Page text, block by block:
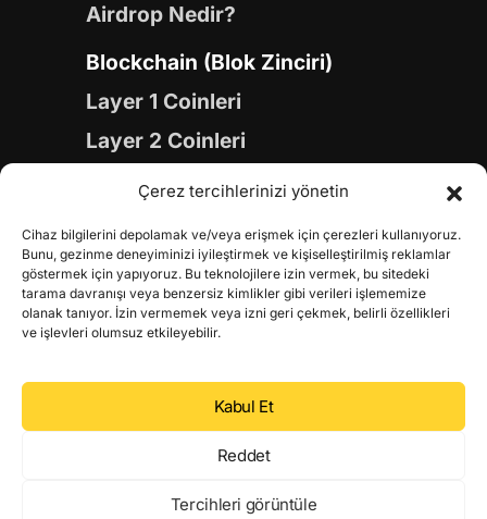
Çerez tercihlerinizi yönetin
Cihaz bilgilerini depolamak ve/veya erişmek için çerezleri kullanıyoruz.
Bunu, gezinme deneyiminizi iyileştirmek ve kişiselleştirilmiş reklamlar
göstermek için yapıyoruz. Bu teknolojilere izin vermek, bu sitedeki
tarama davranışı veya benzersiz kimlikler gibi verileri işlememize
olanak tanıyor. İzin vermemek veya izni geri çekmek, belirli özellikleri
ve işlevleri olumsuz etkileyebilir.
Kabul Et
Reddet
Tercihleri görüntüle
Airdrop Nedir?
Blockchain (Blok Zinciri)
Layer 1 Coinleri
Layer 2 Coinleri
Yapay Zeka (AI) Coinleri
Gaming Coinleri
RWA Coinleri
DeFi Coinleri
DePIN Coinleri
Metaverse Coinleri
Web 3.0 Coinleri
Coin Türevleri